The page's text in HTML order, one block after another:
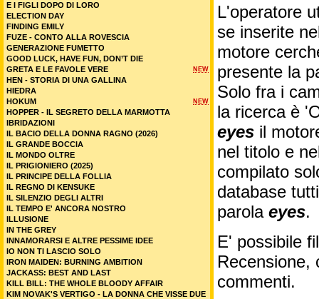
L'operatore
se inserite
motore
presente la
Solo fra i
la ricerca è
eyes il
nel titolo e
compilato
database
parola eyes.
E' possibile
Recensione,
commenti.
E I FIGLI DOPO DI LORO
ELECTION DAY
FINDING EMILY
FUZE - CONTO ALLA ROVESCIA
GENERAZIONE FUMETTO
GOOD LUCK, HAVE FUN, DON’T DIE
NEW
GRETA E LE FAVOLE VERE
HEN - STORIA DI UNA GALLINA
HIEDRA
NEW
HOKUM
HOPPER - IL SEGRETO DELLA MARMOTTA
IBRIDAZIONI
IL BACIO DELLA DONNA RAGNO (2026)
IL GRANDE BOCCIA
IL MONDO OLTRE
IL PRIGIONIERO (2025)
IL PRINCIPE DELLA FOLLIA
IL REGNO DI KENSUKE
IL SILENZIO DEGLI ALTRI
IL TEMPO E' ANCORA NOSTRO
ILLUSIONE
IN THE GREY
INNAMORARSI E ALTRE PESSIME IDEE
IO NON TI LASCIO SOLO
IRON MAIDEN: BURNING AMBITION
JACKASS: BEST AND LAST
KILL BILL: THE WHOLE BLOODY AFFAIR
KIM NOVAK'S VERTIGO - LA DONNA CHE VISSE DUE